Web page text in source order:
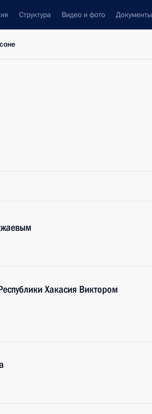
Структура Видео и фото Документы
Хакасия Виктором